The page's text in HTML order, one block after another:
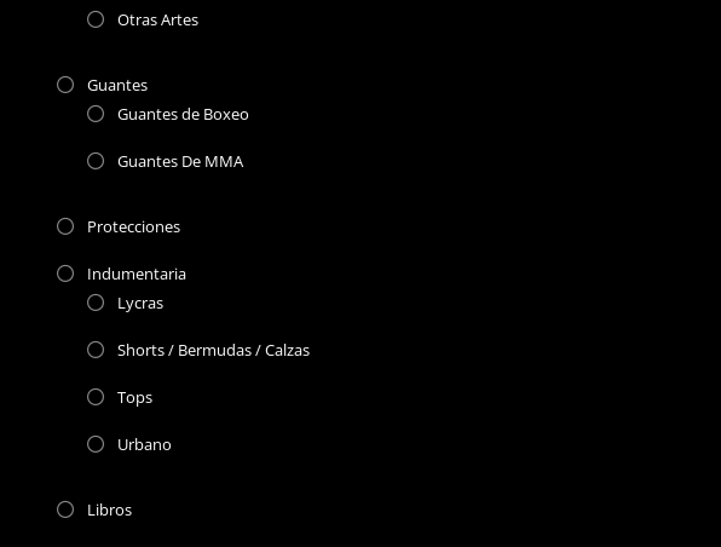
Otras Artes
Guantes
Guantes de Boxeo
Guantes De MMA
Protecciones
Indumentaria
Lycras
Shorts / Bermudas / Calzas
Tops
Urbano
Libros